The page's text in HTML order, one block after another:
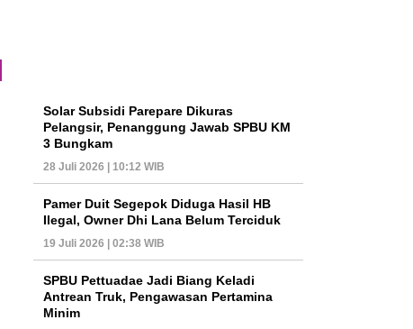
Solar Subsidi Parepare Dikuras
Pelangsir, Penanggung Jawab SPBU KM
3 Bungkam
28 Juli 2026 | 10:12 WIB
Pamer Duit Segepok Diduga Hasil HB
Ilegal, Owner Dhi Lana Belum Terciduk
19 Juli 2026 | 02:38 WIB
SPBU Pettuadae Jadi Biang Keladi
Antrean Truk, Pengawasan Pertamina
Minim